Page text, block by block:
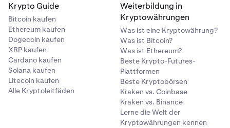
Krypto Guide
Bitcoin kaufen
Ethereum kaufen
Dogecoin kaufen
XRP kaufen
Cardano kaufen
Solana kaufen
Litecoin kaufen
Alle Kryptoleitfäden
Weiterbildung in
Kryptowährungen
Was ist eine Kryptowährung?
Was ist Bitcoin?
Was ist Ethereum?
Beste Krypto-Futures-
Plattformen
Beste Kryptobörsen
Kraken vs. Coinbase
Kraken vs. Binance
Lerne die Welt der
Kryptowährungen kennen